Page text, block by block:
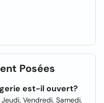
Posées
est-il ouvert?
Vendredi, Samedi,